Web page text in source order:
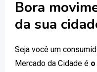
Bora
da sua
Seja você um
Mercado da Cidade é